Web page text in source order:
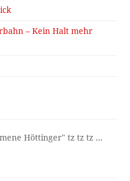
– Kein Halt mehr
Höttinger" tz tz tz ...